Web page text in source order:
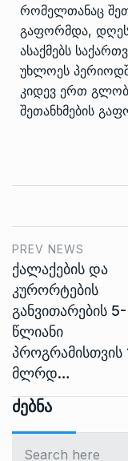
რომელთანაც
გაფორმდა, დღეს
ასაქმებს
უხლოეს
კიდევ ერთ
შეთანხმების
PREV NEWS
ქალაქების და
კურორტების
განვითარების 5-
წლიანი
პროგრამისთვის
მლრდ…
Ძებნა